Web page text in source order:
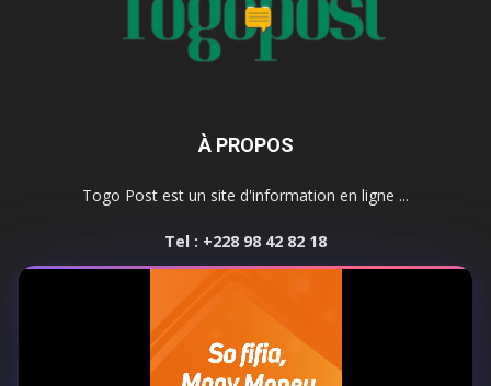
À PROPOS
Togo Post est un site d'information en ligne ...
Tel : +228 98 42 82 18
SUIVEZ NOUS